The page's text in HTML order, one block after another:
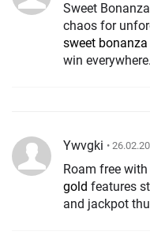
Sweet
chaos for
sweet
win
Ywvgki •
Roam free
gold features
and jackpot